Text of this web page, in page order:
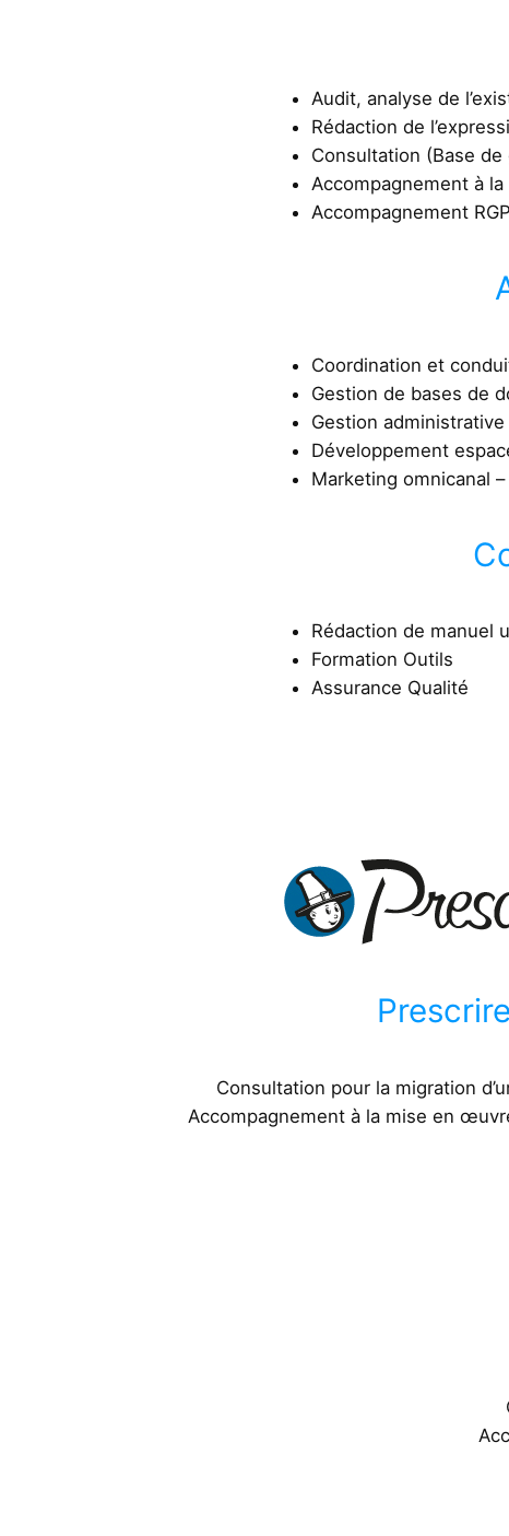
Audit, analyse de
Rédaction de
Consultation (Base
Accompagnement à
Accompagnement
Coordination et
Gestion de bases de
Gestion
Développement
Marketing omnicanal
Rédaction de manuel
Formation Outils
Assurance Qualité
Prescrire
Consultation pour la migration
Accompagnement à la mise en